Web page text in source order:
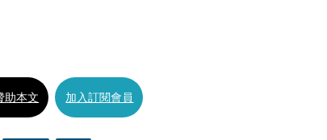
助本文 加入訂閱會員